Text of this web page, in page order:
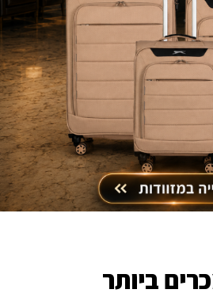
ביותר